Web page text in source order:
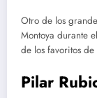
Otro de los
Montoya durante
de los favoritos
Pilar